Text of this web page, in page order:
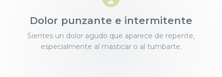
Dolor punzante e intermitente
Sientes un dolor agudo que aparece de repente,
especialmente al masticar o al tumbarte.